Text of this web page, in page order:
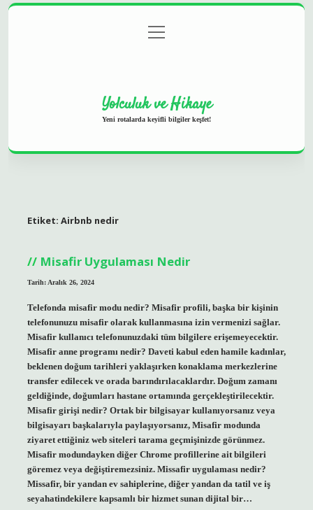
Gizlilik Politikası
menüyü
aç
Yolculuk ve Hikaye
Yeni rotalarda keyifli bilgiler keşfet!
Etiket: Airbnb nedir
Misafir Uygulaması Nedir
Tarih: Aralık 26, 2024
Telefonda misafir modu nedir? Misafir profili, başka bir kişinin
telefonunuzu misafir olarak kullanmasına izin vermenizi sağlar.
Misafir kullanıcı telefonunuzdaki tüm bilgilere erişemeyecektir.
Misafir anne programı nedir? Daveti kabul eden hamile kadınlar,
beklenen doğum tarihleri ​​yaklaşırken konaklama merkezlerine
transfer edilecek ve orada barındırılacaklardır. Doğum zamanı
geldiğinde, doğumları hastane ortamında gerçekleştirilecektir.
Misafir girişi nedir? Ortak bir bilgisayar kullanıyorsanız veya
bilgisayarı başkalarıyla paylaşıyorsanız, Misafir modunda
ziyaret ettiğiniz web siteleri tarama geçmişinizde görünmez.
Misafir modundayken diğer Chrome profillerine ait bilgileri
göremez veya değiştiremezsiniz. Missafir uygulaması nedir?
Missafir, bir yandan ev sahiplerine, diğer yandan da tatil ve iş
seyahatindekilere kapsamlı bir hizmet sunan dijital bir…